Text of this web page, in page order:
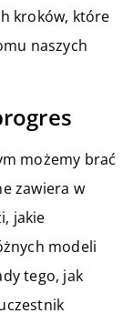
kroków, które
naszych
możemy brać
zawiera w
jakie
modeli
tego, jak